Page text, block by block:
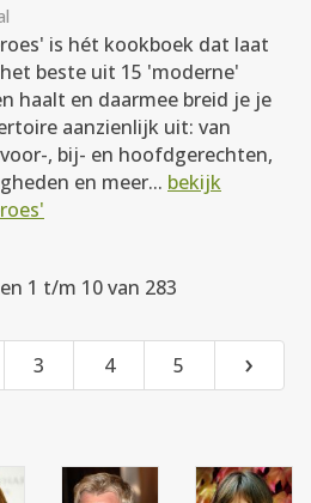
is hét kookboek dat laat
beste uit 15 'moderne'
haalt en daarmee breid je je
aanzienlijk uit: van
, bij- en hoofdgerechten,
en meer... bekijk
1 t/m 10 van 283
3 4 5 ›